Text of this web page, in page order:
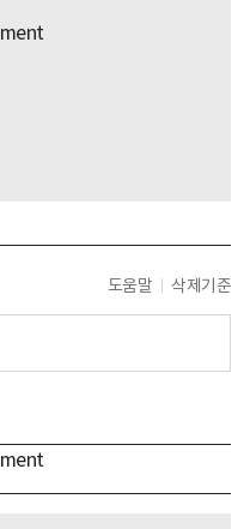
도움말 삭제기준